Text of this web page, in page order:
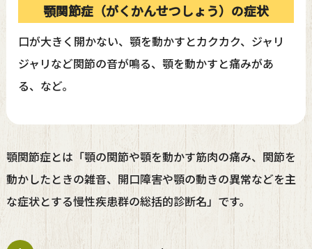
顎関節症（がくかんせつしょう）の症状
口が大きく開かない、顎を動かすとカクカク、ジャリ
ジャリなど関節の音が鳴る、顎を動かすと痛みがあ
る、など。
顎関節症とは「顎の関節や顎を動かす筋肉の痛み、関節を
動かしたときの雑音、開口障害や顎の動きの異常などを主
な症状とする慢性疾患群の総括的診断名」です。